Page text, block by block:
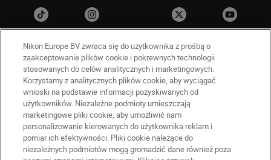
PL Nikon Sites
Skontaktuj się z nami
Oświadczenie dotyczące prywatności
Nikon Europe BV zwraca się do użytkownika z prośbą o
zaakceptowanie plików cookie i pokrewnych technologii
stosowanych do celów analitycznych i marketingowych.
Korzystamy z analitycznych plików cookie, aby wyciągać
wnioski na podstawie informacji pozyskiwanych od
użytkowników. Niezależne podmioty umieszczają
marketingowe pliki cookie, aby umożliwić nam
personalizowanie kierowanych do użytkownika reklam i
pomiar ich efektywności. Pliki cookie należące do
niezależnych podmiotów mogą gromadzić dane również poza